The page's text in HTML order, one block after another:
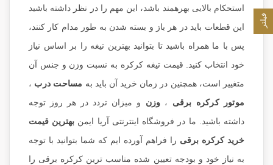
استحکام بالایی بهرهمند باشد، این مهم را در نظر داشته باشید
این قطعات باید در هر باز و بسته شدن به طور مدام کار کنند،
پس با ما همراه باشید تا بتوانید بهترین تیغه را بر اساس نیاز
خود انتخاب کنید. قیمت تیغه کرکره به نسبت وزن و جنس آن
متغییر است، همچنین در زمان خرید آن باید به مساحت درب ،
موتور کرکره برقی ، وزن و میزان تردد در هر روز توجه
داشته باشید. ما در فروشگاه اینترنتی آریا ایمن بهترین قیمت
خرید کرکره برقی را فراهم آورده ایم که شما بتوانید با توجه
به نیاز خود و بودجه تعیین شده مناسب ترین کرکره برقی را
فیلتر